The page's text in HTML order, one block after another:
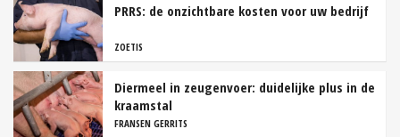
PRRS: de onzichtbare kosten voor uw bedrijf
ZOETIS
Diermeel in zeugenvoer: duidelijke plus in de
kraamstal
FRANSEN GERRITS